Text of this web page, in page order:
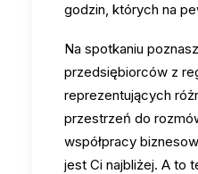
godzin, których na
Na spotkaniu
przedsiębiorców z
reprezentujących
przestrzeń do
współpracy
jest Ci najbliżej. A to